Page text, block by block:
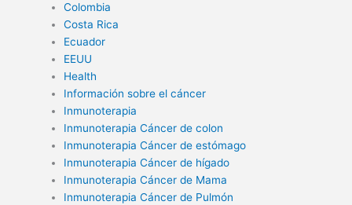
Colombia
Costa Rica
Ecuador
EEUU
Health
Información sobre el cáncer
Inmunoterapia
Inmunoterapia Cáncer de colon
Inmunoterapia Cáncer de estómago
Inmunoterapia Cáncer de hígado
Inmunoterapia Cáncer de Mama
Inmunoterapia Cáncer de Pulmón